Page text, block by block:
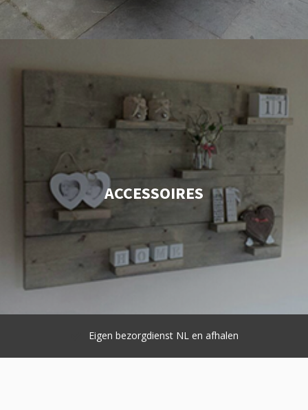
ACCESSOIRES
Eigen bezorgdienst NL en afhalen